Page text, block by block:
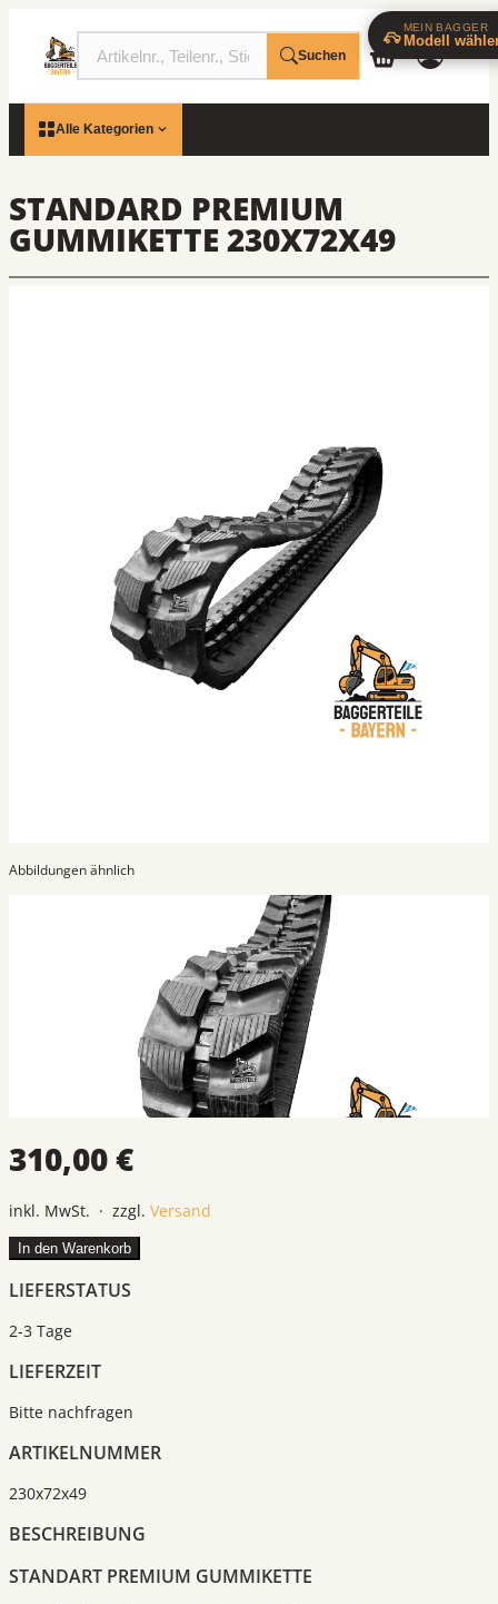
Suchen
Alle Kategorien
STANDARD PREMIUM
GUMMIKETTE 230X72X49
Abbildungen ähnlich
310,00 €
inkl. MwSt. · zzgl. Versand
In den Warenkorb
LIEFERSTATUS
2-3 Tage
LIEFERZEIT
Bitte nachfragen
ARTIKELNUMMER
230x72x49
BESCHREIBUNG
STANDART PREMIUM GUMMIKETTE
MEIN BAGGER
Modell